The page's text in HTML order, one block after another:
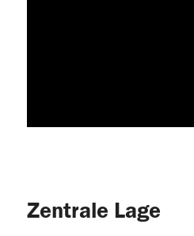
Zentrale Lage